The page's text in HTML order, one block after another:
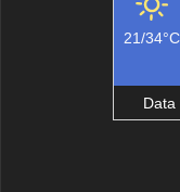
21/34°C
Data